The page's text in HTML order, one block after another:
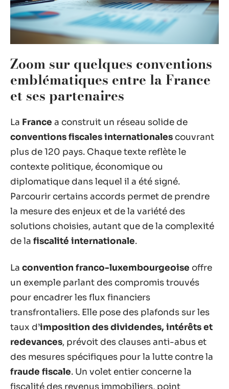
Zoom sur quelques conventions
emblématiques entre la France
et ses partenaires
La France a construit un réseau solide de
conventions fiscales internationales couvrant
plus de 120 pays. Chaque texte reflète le
contexte politique, économique ou
diplomatique dans lequel il a été signé.
Parcourir certains accords permet de prendre
la mesure des enjeux et de la variété des
solutions choisies, autant que de la complexité
de la fiscalité internationale.
La convention franco-luxembourgeoise offre
un exemple parlant des compromis trouvés
pour encadrer les flux financiers
transfrontaliers. Elle pose des plafonds sur les
taux d’imposition des dividendes, intérêts et
redevances, prévoit des clauses anti-abus et
des mesures spécifiques pour la lutte contre la
fraude fiscale. Un volet entier concerne la
fiscalité des revenus immobiliers, point